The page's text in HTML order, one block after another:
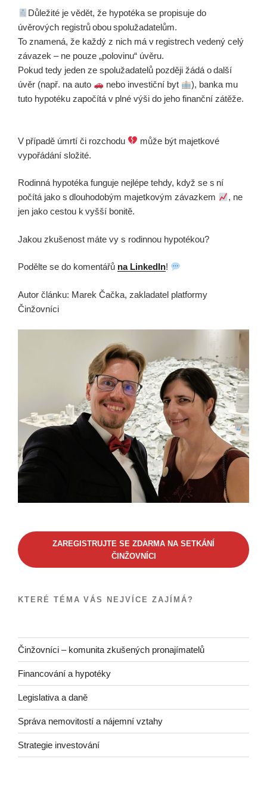
Důležité je vědět, že hypotéka se propisuje do
úvěrových registrů obou spolužadatelům.
To znamená, že každý z nich má v registrech vedený celý
závazek – ne pouze „polovinu“ úvěru.
Pokud tedy jeden ze spolužadatelů později žádá o další
úvěr (např. na auto
nebo investiční byt
), banka mu
tuto hypotéku započítá v plné výši do jeho finanční zátěže.
V případě úmrtí či rozchodu
může být majetkové
vypořádání složité.
Rodinná hypotéka funguje nejlépe tehdy, když se s ní
počítá jako s dlouhodobým majetkovým závazkem
, ne
jen jako cestou k vyšší bonitě.
Jakou zkušenost máte vy s rodinnou hypotékou?
Podělte se do komentářů na LinkedIn!
Autor článku: Marek Čačka, zakladatel platformy
Činžovníci
ZAREGISTRUJTE SE ZDARMA NA SETKÁNÍ
ČINŽOVNÍCI
KTERÉ TÉMA VÁS NEJVÍCE ZAJÍMÁ?
Činžovníci – komunita zkušených pronajímatelů
Financování a hypotéky
Legislativa a daně
Správa nemovitostí a nájemní vztahy
Strategie investování